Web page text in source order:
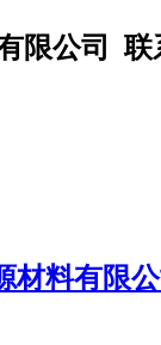
限公司 联